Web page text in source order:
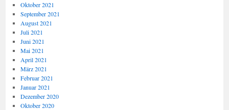
Oktober 2021
September 2021
August 2021
Juli 2021
Juni 2021
Mai 2021
April 2021
März 2021
Februar 2021
Januar 2021
Dezember 2020
Oktober 2020